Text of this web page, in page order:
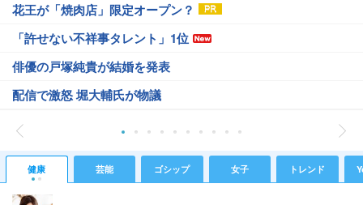
花王が「焼肉店」限定オープン？
「許せない不祥事タレント」1位
俳優の戸塚純貴が結婚を発表
配信で激怒 堀大輔氏が物議
健康 芸能 ゴシップ 女子 トレンド